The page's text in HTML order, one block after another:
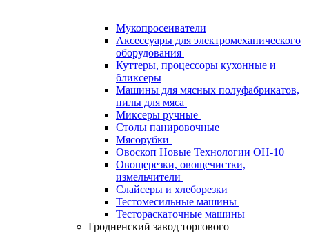
Мукопросеиватели
Аксессуары для электромеханического
оборудования
Куттеры, процессоры кухонные и
бликсеры
Машины для мясных полуфабрикатов,
пилы для мяса
Миксеры ручные
Столы панировочные
Мясорубки
Овоскоп Новые Технологии ОН-10
Овощерезки, овощечистки,
измельчители
Слайсеры и хлеборезки
Тестомесильные машины
Тестораскаточные машины
Гродненский завод торгового